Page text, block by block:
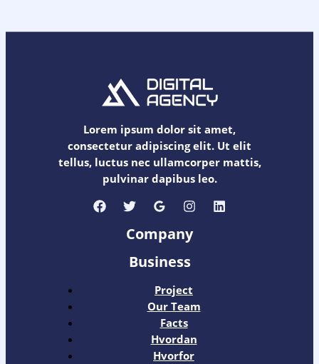
Lorem ipsum dolor sit amet,
consectetur adipiscing elit. Ut elit
tellus, luctus nec ullamcorper mattis,
pulvinar dapibus leo.
Company
Business
Project
Our Team
Facts
Hvordan
Hvorfor